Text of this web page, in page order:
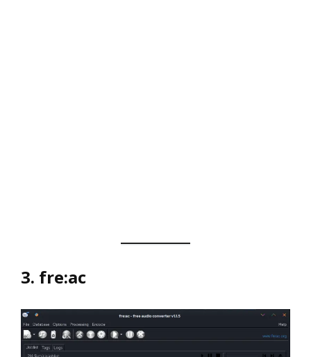
3. fre:ac